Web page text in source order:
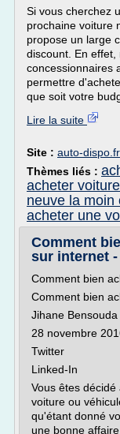
Si vous cherchez
prochaine voiture
propose un large
discount. En
concessionnaires
permettre
que soit votre
Lire la suite
Site : auto-dispo.fr
Thèmes liés :
acheter
neuve la moin
acheter une
Comment
sur internet
Comment bien
Comment bien
Jihane
28 novembre
Twitter
Linked-In
Vous êtes
voiture ou
qu'étant donné
une bonne